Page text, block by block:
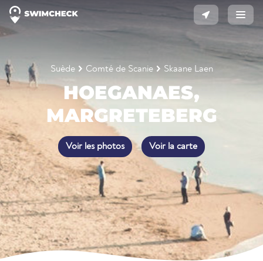
Suède Comté de Scanie Skaane Laen
HOEGANAES,
MARGRETEBERG
Voir les photos Voir la carte